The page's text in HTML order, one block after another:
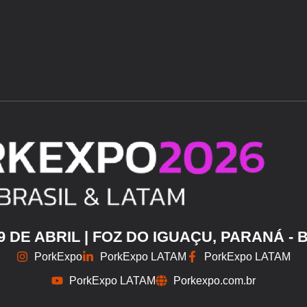
DE ABRIL | FOZ DO IGUAÇU, PARANÁ -
PorkExpo PorkExpo LATAM PorkExpo LATAM
PorkExpo LATAM Porkexpo.com.br